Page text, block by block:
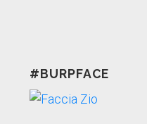
#BURPFACE